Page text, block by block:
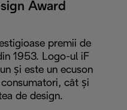
Award
premii de
1953. Logo-ul iF
și este un ecuson
cât și
de design.